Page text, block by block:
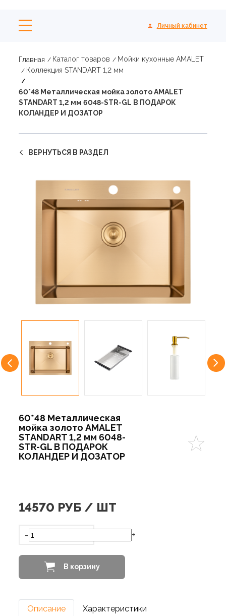
Личный кабинет
Главная Каталог товаров
Мойки кухонные AMALET
Коллекция STANDART 1,2 мм
60*48 Металлическая мойка золото AMALET
STANDART 1,2 мм 6048-STR-GL В ПОДАРОК
КОЛАНДЕР И ДОЗАТОР
ВЕРНУТЬСЯ В РАЗДЕЛ
60*48 Металлическая
мойка золото AMALET
STANDART 1,2 мм 6048-
STR-GL В ПОДАРОК
КОЛАНДЕР И ДОЗАТОР
14570 РУБ / ШТ
- +
В корзину
Описание Характеристики